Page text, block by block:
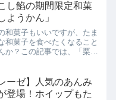
し餡の期間限定和菓
ようかん」
和菓子もいいですが、たま
和菓子を食べたくなること
か？この記事では、「栗蒸
ーゼ】人気のあんみ
登場！ホイップもた